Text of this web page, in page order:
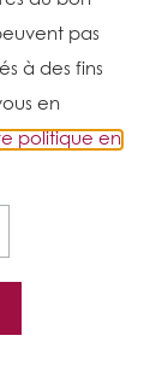
pas
à des fins
en
politique en